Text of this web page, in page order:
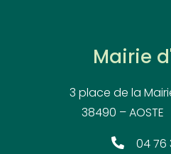
Mairie
3 place de la
38490 – AOSTE
04 76